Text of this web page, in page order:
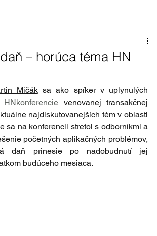
– horúca téma HN
Mičák sa ako spíker v uplynulých
HNkonferencie venovanej transakčnej
najdiskutovanejších tém v oblasti
sa na konferencii stretol s odborníkmi a
početných aplikačných problémov,
daň prinesie po nadobudnutí jej
budúceho mesiaca.